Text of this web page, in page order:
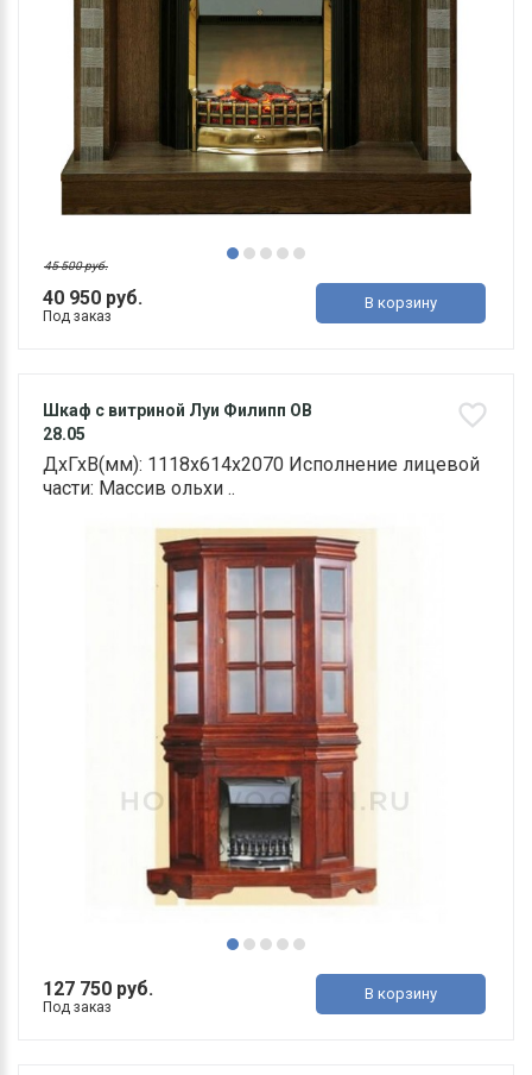
40 950 руб.
45 500 руб.
Под заказ
В корзину
Шкаф с витриной Луи Филипп ОВ
28.05
ДхГхВ(мм): 1118х614х2070 Исполнение лицевой
части: Массив ольхи ..
127 750 руб.
Под заказ
В корзину